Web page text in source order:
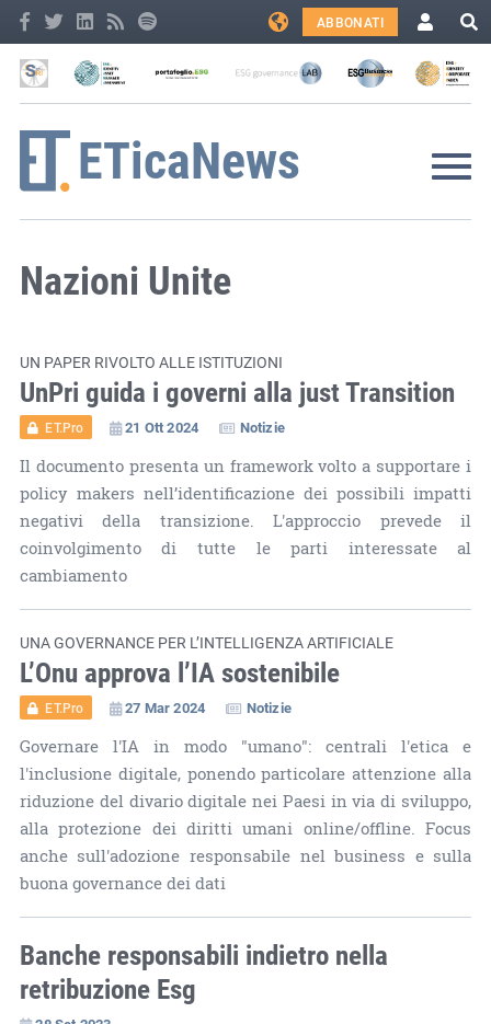
ABBONATI
Nazioni Unite
UN PAPER RIVOLTO ALLE ISTITUZIONI
UnPri guida i governi alla just Transition
ET.Pro 21 Ott 2024 Notizie
Il documento presenta un framework volto a supportare i
policy makers nell’identificazione dei possibili impatti
negativi della transizione. L'approccio prevede il
coinvolgimento di tutte le parti interessate al
cambiamento
UNA GOVERNANCE PER L’INTELLIGENZA ARTIFICIALE
L’Onu approva l’IA sostenibile
ET.Pro 27 Mar 2024 Notizie
Governare l'IA in modo "umano": centrali l'etica e
l'inclusione digitale, ponendo particolare attenzione alla
riduzione del divario digitale nei Paesi in via di sviluppo,
alla protezione dei diritti umani online/offline. Focus
anche sull'adozione responsabile nel business e sulla
buona governance dei dati
Banche responsabili indietro nella
retribuzione Esg